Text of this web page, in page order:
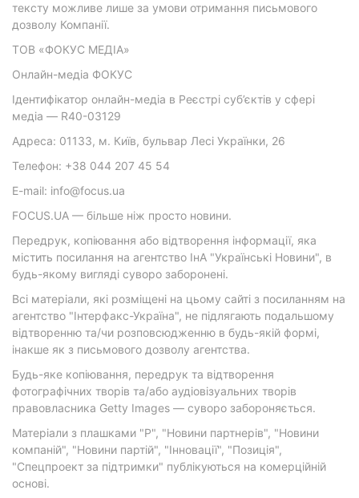
тексту можливе лише за умови отримання письмового
дозволу Компанії.
ТОВ «ФОКУС МЕДІА»
Онлайн-медіа ФОКУС
Ідентифікатор онлайн-медіа в Реєстрі суб’єктів у сфері
медіа — R40-03129
Адреса: 01133, м. Київ, бульвар Лесі Українки, 26
Телефон: +38 044 207 45 54
E-mail: info@focus.ua
FOCUS.UA — більше ніж просто новини.
Передрук, копіювання або відтворення інформації, яка
містить посилання на агентство ІнА "Українські Новини", в
будь-якому вигляді суворо заборонені.
Всі матеріали, які розміщені на цьому сайті з посиланням на
агентство "Інтерфакс-Україна", не підлягають подальшому
відтворенню та/чи розповсюдженню в будь-якій формі,
інакше як з письмового дозволу агентства.
Будь-яке копіювання, передрук та відтворення
фотографічних творів та/або аудіовізуальних творів
правовласника Getty Images — суворо забороняється.
Матеріали з плашками "Р", "Новини партнерів", "Новини
компаній", "Новини партій", "Інновації", "Позиція",
"Спецпроект за підтримки" публікуються на комерційній
основі.